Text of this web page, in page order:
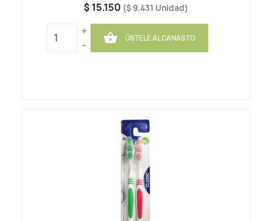
$ 15.150 ($ 9.431 Unidad)
+
-
 ÚSTELE AL CANASTO